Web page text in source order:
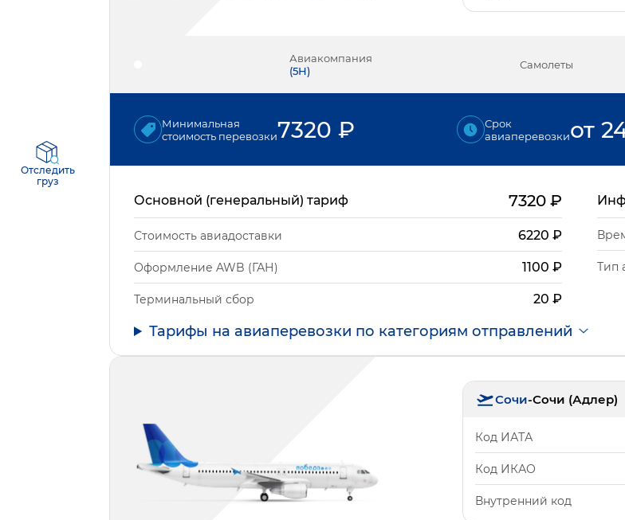
Отследить
груз
Авиакомпания
(5Н) Самолеты
Минимальная
стоимость перевозки7320 ₽
Срок
авиаперевозкиот
Основной (генеральный) тариф 7320₽
Стоимость авиадоставки 6220 ₽
Оформление AWB (ГАН) 1100 ₽
Терминальный сбор 20 ₽
Тип
Тарифы на авиаперевозки по категориям отправлений
Сочи-Сочи (Адлер)
Код ИАТА
Код ИКАО
Внутренний код